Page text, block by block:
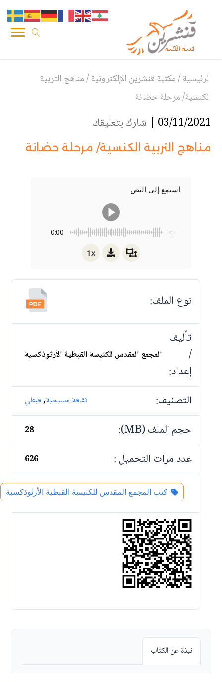
الرئيسية/مكتبة قنشرين الإلكترونية/مناهج التربية
الكنسية/ مرحلة حضانة
03/11/2021 | شارك بتعليقك
مناهج التربية الكنسية/ مرحلة حضانة
استمع إلى النص
0:00 -:--
1x
نوع الملف:
تأليف
/
إعداد:
المجمع المقدس للكنيسة القبطية الأرثوذكسية
التصنيف: ثقافة مسيحية,قبطي
حجم الملف (MB): 28
عدد مرات التحميل : 626
كتب المجمع المقدس للكنيسة القبطية الأرثوذكسية
نبذة عن الكتاب